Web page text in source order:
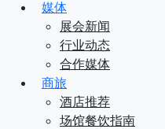
媒体
展会新闻
行业动态
合作媒体
商旅
酒店推荐
场馆餐饮指南